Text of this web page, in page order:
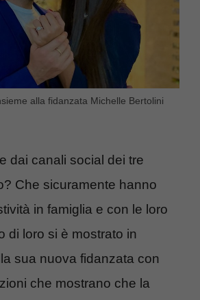
alla fidanzata Michelle Bertolini
dai canali social dei tre
Che sicuramente hanno
in famiglia e con le loro
di loro si è mostrato in
sua nuova fidanzata con
che mostrano che la